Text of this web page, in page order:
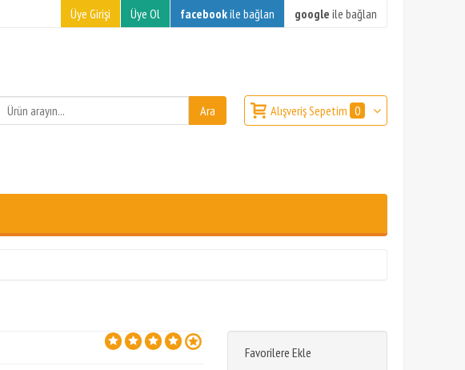
Üye Girişi Üye Ol facebookile bağlan google ile bağlan
Alışveriş Sepetim 0
Favorilere Ekle